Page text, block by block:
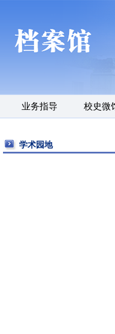
业务指导 校史微
学术园地